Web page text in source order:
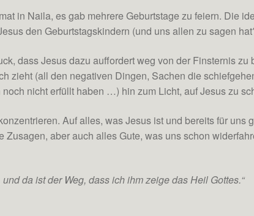
in Naila, es gab mehrere Geburtstage zu feiern. Die
den Geburtstagskindern (und uns allen zu sagen
dass Jesus dazu auffordert weg von der Finsternis zu
zieht (all den negativen Dingen, Sachen die
nicht erfüllt haben …) hin zum Licht, auf Jesus zu
Auf alles, was Jesus ist und bereits für uns
Zusagen, aber auch alles Gute, was uns schon
da ist der Weg, dass ich ihm zeige das Heil Gottes.“